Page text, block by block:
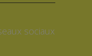
sociaux